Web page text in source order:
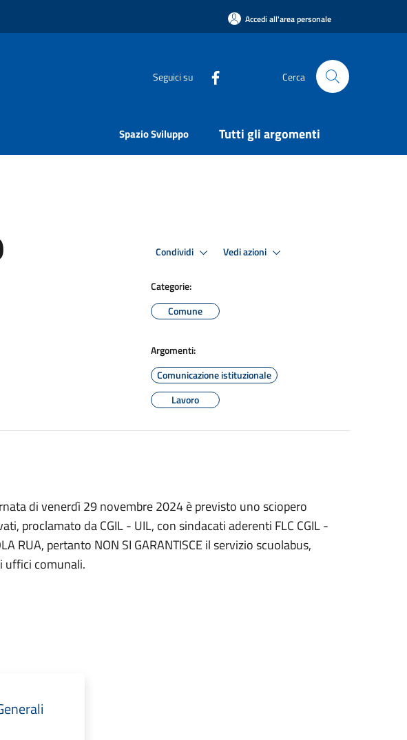
Accedi all'area personale
Seguici su Cerca
Spazio Sviluppo Tutti gli argomenti
Condividi Vedi azioni
Categorie:
Comune
Argomenti:
Comunicazione istituzionale
Lavoro
di venerdì 29 novembre 2024 è previsto uno sciopero
proclamato da CGIL - UIL, con sindacati aderenti FLC CGIL -
RUA, pertanto NON SI GARANTISCE il servizio scuolabus,
uffici comunali.